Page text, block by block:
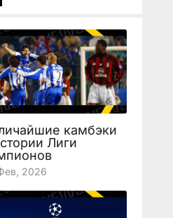
камбэки
Лиги
2026